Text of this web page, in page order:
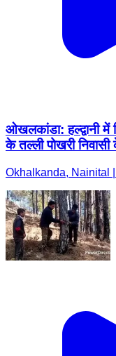
ओखलकांडा: हल्द्वानी
के तल्ली पोखरी
Okhalkanda, Nainital